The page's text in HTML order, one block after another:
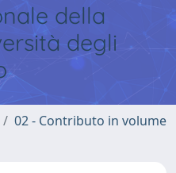
della
degli
02 - Contributo in volume